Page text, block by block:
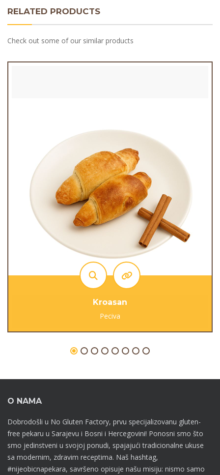
RELATED PRODUCTS
Check out some of our similar products
Kroasan
Peciva
O NAMA
Dobrodošli u No Gluten Factory, prvu specijalizovanu gluten-
free pekaru u Sarajevu i Bosni i Hercegovini! Ponosni smo što
smo jedinstveni u svojoj ponudi, spajajući tradicionalne ukuse
sa modernim, zdravim receptima. Naš hashtag,
#nijeobicnapekara, savršeno opisuje našu misiju: nismo samo